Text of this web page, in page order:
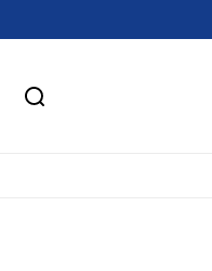
Suchen